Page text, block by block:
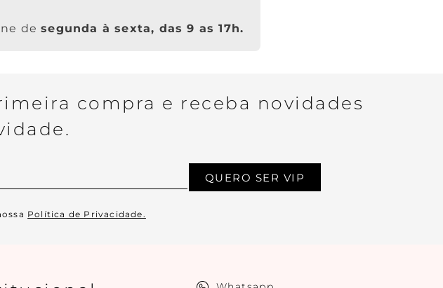
desegunda à sexta, das 9 as 17h.
compra e receba novidades
QUERO SER VIP
Política de Privacidade.